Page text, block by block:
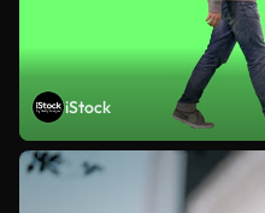
iStock